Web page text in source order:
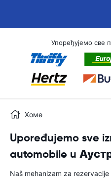
Упоређујемо све
Хоме
Upoređujemo sve
automobile u
Naš mehanizam za